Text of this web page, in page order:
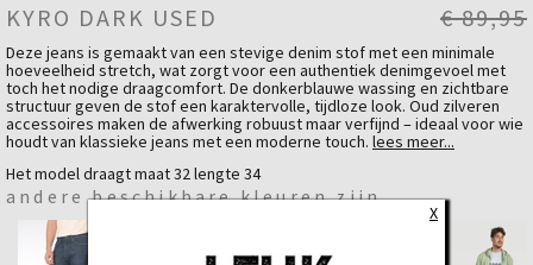
KYRO DARK USED
€ 89,95
Deze jeans is gemaakt van een stevige denim stof met een minimale
hoeveelheid stretch, wat zorgt voor een authentiek denimgevoel met
toch het nodige draagcomfort. De donkerblauwe wassing en zichtbare
structuur geven de stof een karaktervolle, tijdloze look. Oud zilveren
accessoires maken de afwerking robuust maar verfijnd – ideaal voor wie
houdt van klassieke jeans met een moderne touch. lees meer...
✔ Straight Fit
✔ Mid Rise
✔ Komt op je taille
✔ Standaard pasvorm
✔ Recht over heel het been
Het model draagt maat 32 lengte 34
andere beschikbare kleuren zijn
X